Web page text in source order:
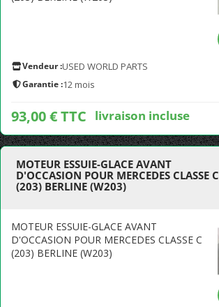
Vendeur :USED WORLD PARTS
Garantie :12 mois
93,00 € TTC livraison incluse
MOTEUR ESSUIE-GLACE AVANT
D'OCCASION POUR MERCEDES CLASSE C
(203) BERLINE (W203)
MOTEUR ESSUIE-GLACE AVANT
D'OCCASION POUR MERCEDES CLASSE C
(203) BERLINE (W203)